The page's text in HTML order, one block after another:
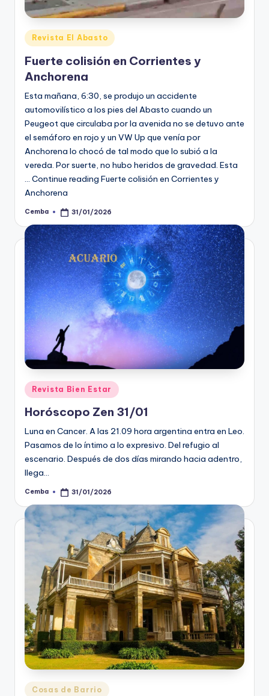
Posted
in
Revista El Abasto
Fuerte colisión en Corrientes y
Anchorena
Esta mañana, 6:30, se produjo un accidente
automovilístico a los pies del Abasto cuando un
Peugeot que circulaba por la avenida no se detuvo ante
el semáforo en rojo y un VW Up que venía por
Anchorena lo chocó de tal modo que lo subió a la
vereda. Por suerte, no hubo heridos de gravedad. Esta
… Continue reading Fuerte colisión en Corrientes y
Anchorena
Posted
Cemba 31/01/2026
Posted
in
Revista Bien Estar
Horóscopo Zen 31/01
Luna en Cancer. A las 21.09 hora argentina entra en Leo.
Pasamos de lo íntimo a lo expresivo. Del refugio al
escenario. Después de dos días mirando hacia adentro,
llega…
Posted
Cemba 31/01/2026
Posted
Cosas de Barrio